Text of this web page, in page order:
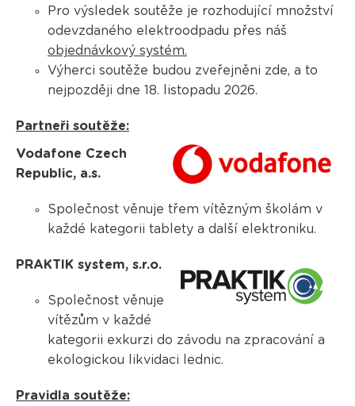
Pro výsledek soutěže je rozhodující množství
odevzdaného elektroodpadu přes náš
objednávkový systém.
Výherci soutěže budou zveřejněni zde, a to
nejpozději dne 18. listopadu 2026.
Partneři soutěže:
Vodafone Czech
Republic, a.s.
Společnost věnuje třem vítězným školám v
každé kategorii tablety a další elektroniku.
PRAKTIK system, s.r.o.
Společnost věnuje
vítězům v každé
kategorii exkurzi do závodu na zpracování a
ekologickou likvidaci lednic.
Pravidla soutěže: